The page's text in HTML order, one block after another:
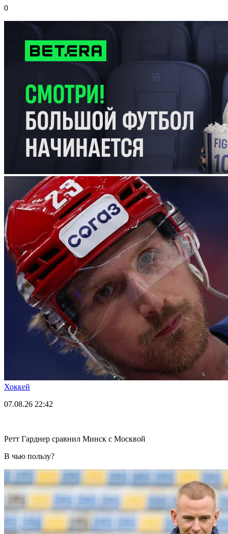
0
Хоккей
07.08.26 22:42
Ретт Гарднер сравнил Минск с Москвой
В чью пользу?